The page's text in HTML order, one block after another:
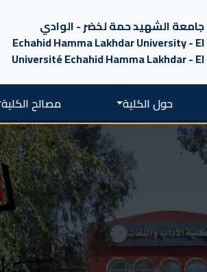
جامعة الشهيد حمة لخضر - الوادي
Echahid Hamma Lakhdar University -
Université Echahid Hamma Lakhdar -
حول الكلية مصالح الكلية